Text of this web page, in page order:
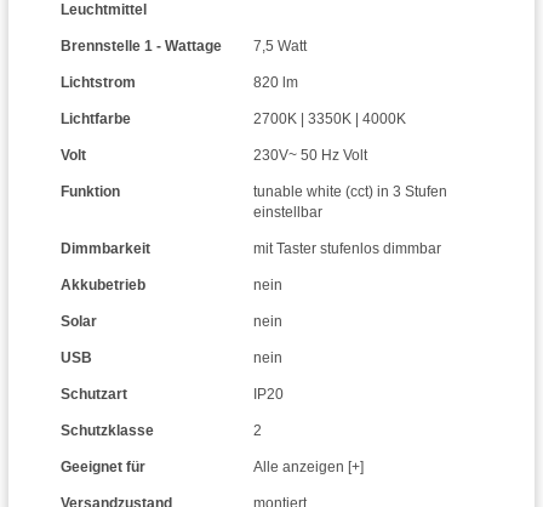
Leuchtmittel
Brennstelle 1 - Wattage 7,5 Watt
Lichtstrom 820 lm
Lichtfarbe 2700K | 3350K | 4000K
Volt 230V~ 50 Hz Volt
Funktion
tunable white (cct) in 3 Stufen
einstellbar
Dimmbarkeit mit Taster stufenlos dimmbar
Akkubetrieb nein
Solar nein
USB nein
Schutzart IP20
Schutzklasse 2
Geeignet für Alle anzeigen [+]